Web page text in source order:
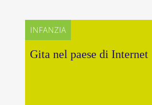
INFANZIA
Gita nel paese di Internet